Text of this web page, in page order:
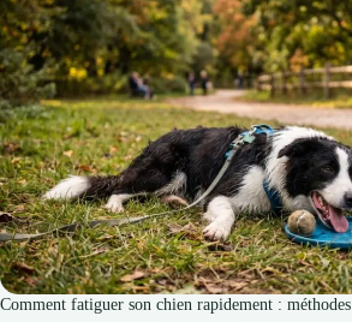
Comment fatiguer son chien rapidement : méthodes